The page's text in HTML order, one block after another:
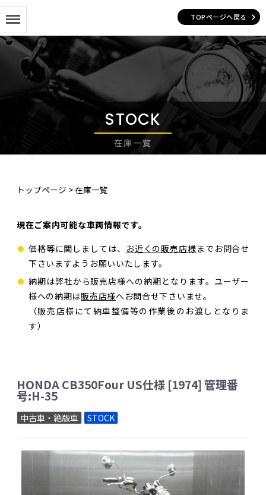
STOCK
在庫一覧
トップページ >在庫一覧
現在ご案内可能な車両情報です。
価格等に関しましては、
お近くの販売店様までお問合せ
下さいますようお願いいたします。
納期は弊社から販売店様への納期となります。ユーザー
様への納期は販売店様へお問合せ下さいませ。
（販売店様にて納車整備等の作業後のお渡しとなりま
す）
HONDA CB350Four US仕様 [1974] 管理番
号:H-35
中古車・絶版車 STOCK
TOPページへ戻る